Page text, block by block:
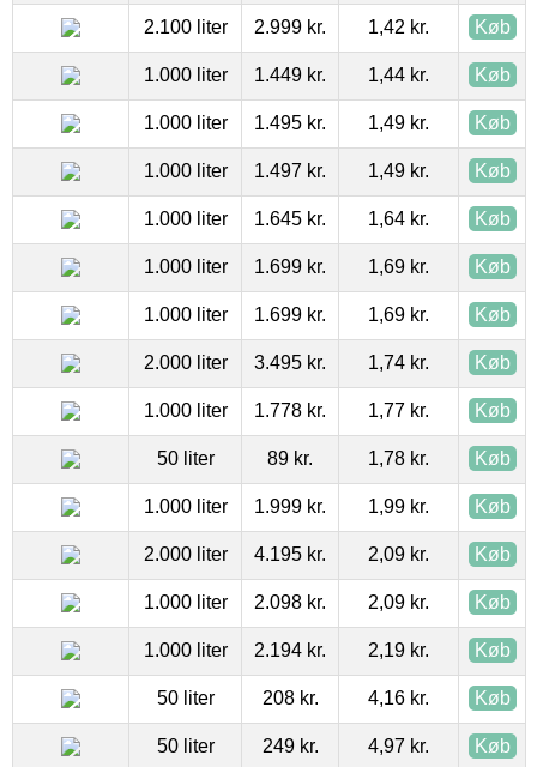
2.100 liter 2.999 kr. 1,42 kr. Køb
1.000 liter 1.449 kr. 1,44 kr. Køb
1.000 liter 1.495 kr. 1,49 kr. Køb
1.000 liter 1.497 kr. 1,49 kr. Køb
1.000 liter 1.645 kr. 1,64 kr. Køb
1.000 liter 1.699 kr. 1,69 kr. Køb
1.000 liter 1.699 kr. 1,69 kr. Køb
2.000 liter 3.495 kr. 1,74 kr. Køb
1.000 liter 1.778 kr. 1,77 kr. Køb
50 liter 89 kr. 1,78 kr. Køb
1.000 liter 1.999 kr. 1,99 kr. Køb
2.000 liter 4.195 kr. 2,09 kr. Køb
1.000 liter 2.098 kr. 2,09 kr. Køb
1.000 liter 2.194 kr. 2,19 kr. Køb
50 liter 208 kr. 4,16 kr. Køb
50 liter 249 kr. 4,97 kr. Køb